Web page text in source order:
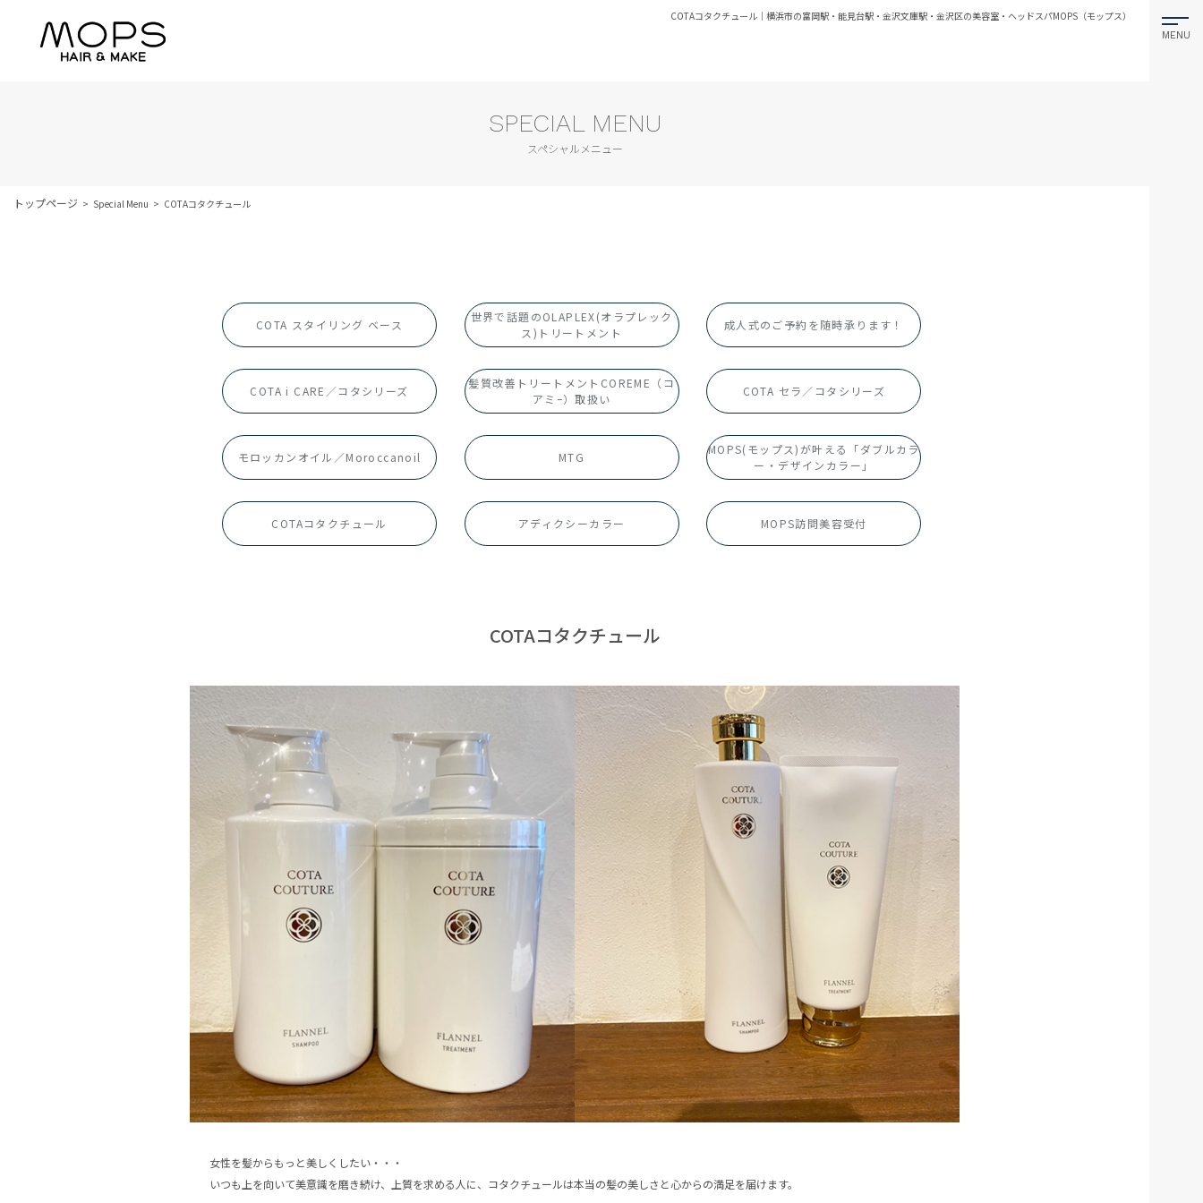
× CLOSE
能見台店
R店
045-788-9441
金沢文庫店
045-349-2227
jiji by MOPS
045-349-2722
bébé by MOPS
045-349-3929
MOPS訪問美容
045-349-7744
× CLOSE
能見台店
R店
045-788-9441
金沢文庫店
045-349-2227
jiji by MOPS
045-349-2722
bébé by MOPS
045-349-3929
MOPS訪問美容
045-349-7744
× CLOSE
COTAコタクチュール｜横浜市の富岡駅・能見台駅・金沢文庫駅・金沢区の美容室・ヘッドスパMOPS（モップス）
SPECIAL MENU
スペシャルメニュー
トップページ Special Menu COTAコタクチュール
COTA スタイリング ベース
世界で話題のOLAPLEX(オラプレック
ス)トリートメント
成人式のご予約を随時承ります！
COTA i CARE／コタシリーズ
髪質改善トリートメントCOREME（コ
アミｰ）取扱い
COTA セラ／コタシリーズ
モロッカンオイル／Moroccanoil MTG
MOPS(モップス)が叶える「ダブルカラ
ー・デザインカラー」
COTAコタクチュール アディクシーカラー MOPS訪問美容受付
COTAコタクチュール
女性を髪からもっと美しくしたい・・・
いつも上を向いて美意識を磨き続け、上質を求める人に、コタクチュールは本当の髪の美しさと心からの満足を届けます。